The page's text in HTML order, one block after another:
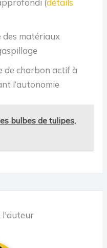
des matériaux
de charbon actif à
l’autonomie
bulbes de tulipes,
l'auteur